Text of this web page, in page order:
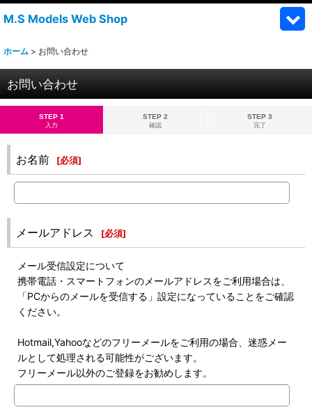
M.S Models Web Shop
ホーム > お問い合わせ
お問い合わせ
STEP 1
入力
STEP 2
確認
STEP 3
完了
お名前 [必須]
メールアドレス [必須]
メール受信設定について
携帯電話・スマートフォンのメールアドレスをご利用場合は、
「PCからのメールを受信する」設定になっていることをご確認
ください。
Hotmail,Yahooなどのフリーメールをご利用の場合、迷惑メー
ルとして処理される可能性がございます。
フリーメール以外のご登録をお勧めします。